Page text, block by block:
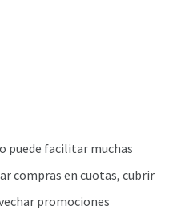
puede facilitar muchas
compras en cuotas, cubrir
promociones